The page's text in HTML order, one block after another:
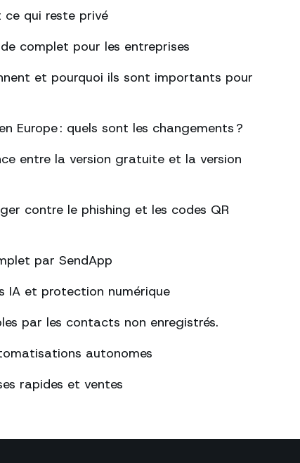
ce qui reste privé
complet pour les entreprises
et pourquoi ils sont importants pour
Europe : quels sont les changements ?
entre la version gratuite et la version
contre le phishing et les codes QR
par SendApp
IA et protection numérique
par les contacts non enregistrés.
autonomes
rapides et ventes